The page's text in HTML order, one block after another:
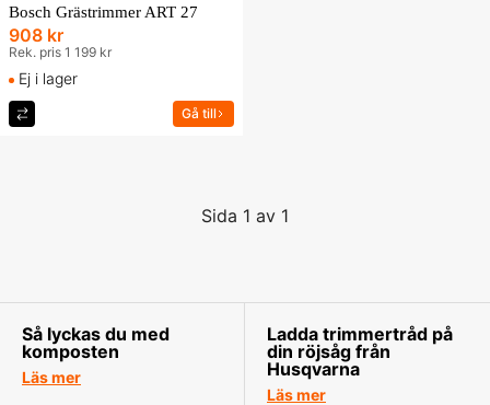
Bosch Grästrimmer ART 27
908 kr
Rek. pris 1 199 kr
Ej i lager
Gå till
Sida 1 av 1
Så lyckas du med
komposten
Läs mer
Ladda trimmertråd på
din röjsåg från
Husqvarna
Läs mer